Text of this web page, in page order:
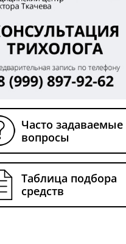
Часто задаваемые
вопросы
Таблица подбора
средств